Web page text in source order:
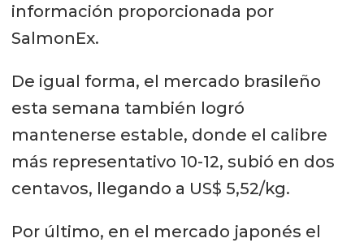
información proporcionada por
SalmonEx.
De igual forma, el mercado brasileño
esta semana también logró
mantenerse estable, donde el calibre
más representativo 10-12, subió en dos
centavos, llegando a US$ 5,52/kg.
Por último, en el mercado japonés el